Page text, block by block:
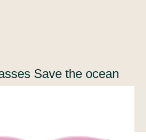
Save the ocean